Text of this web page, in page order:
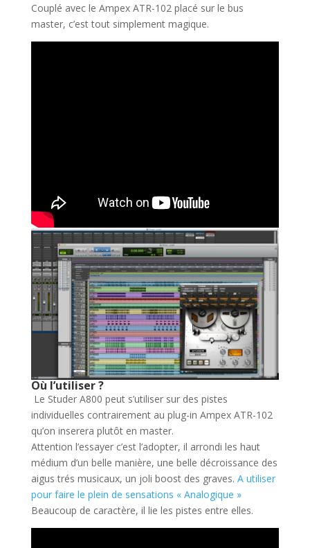
Couplé avec le Ampex ATR-102 placé sur le bus
master, c’est tout simplement magique.
Où l’utiliser ?
Le Studer A800 peut s’utiliser sur des pistes
individuelles contrairement au plug-in Ampex ATR-102
qu’on inserera plutôt en master.
Attention l’essayer c’est l’adopter, il arrondi les haut
médium d’un belle manière, une belle décroissance des
aigus trés musicaux, un joli boost des graves. A utiliser
pour faire le plein de sensations « Analogique »
Beaucoup de caractère, il lie les pistes entre elles.